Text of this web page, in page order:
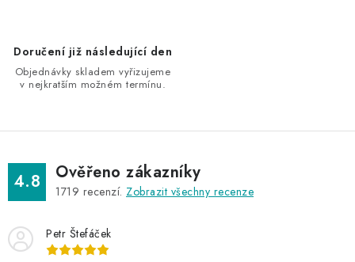
k
y
p
s
u
Doručení již následující den
Objednávky skladem vyřizujeme
v nejkratším možném termínu.
4.8 Ověřeno zákazníky
1719 recenzí. Zobrazit všechny recenze
Petr Štefáček